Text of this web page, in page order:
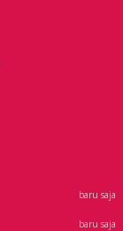
baru saja
baru saja